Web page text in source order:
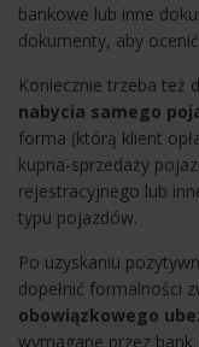
bankowe lub inne
dokumenty, aby
Koniecznie trzeba też
nabycia samego
forma (którą klient
kupna-sprzedaży
rejestracyjnego lub
typu pojazdów.
Po uzyskaniu
dopełnić formalności
obowiązkowego
wymagane przez